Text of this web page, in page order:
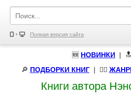
Полная версия сайта
🆕 НОВИНКИ | 🔝
🔎 ПОДБОРКИ КНИГ| 🧝‍♀️
Книги автора